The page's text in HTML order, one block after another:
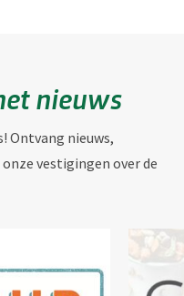
nieuws
Ontvang nieuws,
vestigingen over de